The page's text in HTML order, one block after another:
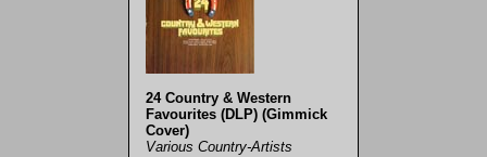
24 Country & Western
Favourites (DLP) (Gimmick
Cover)
Various Country-Artists